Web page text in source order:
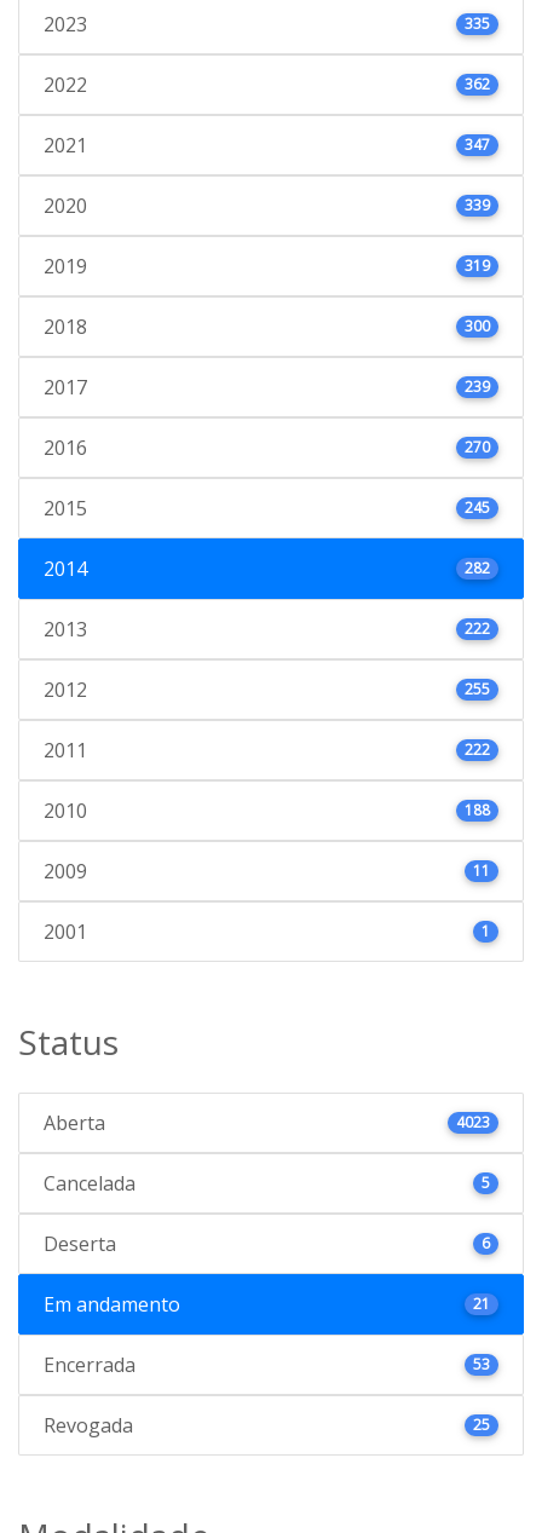
2023 335
2022 362
2021 347
2020 339
2019 319
2018 300
2017 239
2016 270
2015 245
2014 282
2013 222
2012 255
2011 222
2010 188
2009 11
2001 1
Status
Aberta 4023
Cancelada 5
Deserta 6
Em andamento 21
Encerrada 53
Revogada 25